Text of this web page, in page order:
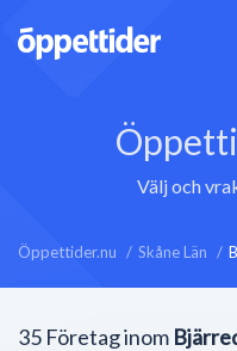
Välj och
Öppettider.nu Skåne Län
35 Företag inom